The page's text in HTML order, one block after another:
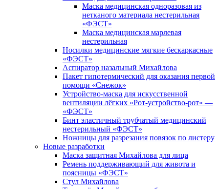
Маска медицинская одноразовая из
нетканого материала нестерильная
«ФЭСТ»
Маска медицинская марлевая
нестерильная
Носилки медицинские мягкие бескаркасные
«ФЭСТ»
Аспиратор назальный Михайлова
Пакет гипотермический для оказания первой
помощи «Снежок»
Устройство-маска для искусственной
вентиляции лёгких «Рот-устройство-рот» —
«ФЭСТ»
Бинт эластичный трубчатый медицинский
нестерильный «ФЭСТ»
Ножницы для разрезания повязок по листеру
Новые разработки
Маска защитная Михайлова для лица
Ремень поддерживающий для живота и
поясницы «ФЭСТ»
Стул Михайлова